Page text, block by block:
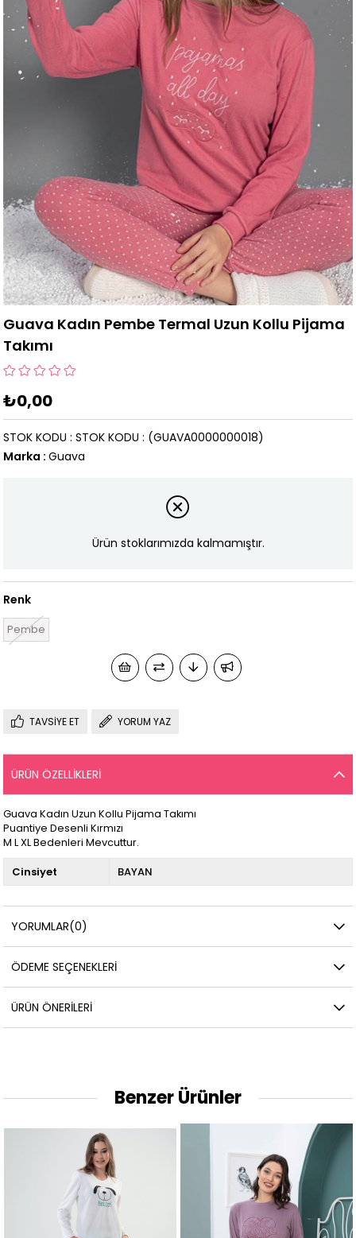
Guava Kadın Pembe Termal Uzun Kollu Pijama
Takımı
₺0,00
(GUAVA0000000018)
STOK KODU
STOK KODU
Marka : Guava
Ürün stoklarımızda kalmamıştır.
Renk
Pembe
TAVSIYE ET YORUM YAZ
ÜRÜN ÖZELLIKLERI
Guava Kadın Uzun Kollu Pijama Takımı
Puantiye Desenli Kırmızı
M L XL Bedenleri Mevcuttur.
Cinsiyet BAYAN
YORUMLAR(0)
ÖDEME SEÇENEKLERI
ÜRÜN ÖNERILERI
Benzer Ürünler